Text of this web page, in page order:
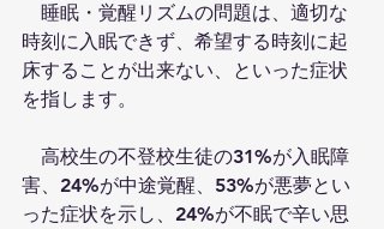
睡眠・覚醒リズムの問題は、適切な
時刻に入眠できず、希望する時刻に起
床することが出来ない、といった症状
を指します。
高校生の不登校生徒の31%が入眠障
害、24%が中途覚醒、53%が悪夢とい
った症状を示し、24%が不眠で辛い思